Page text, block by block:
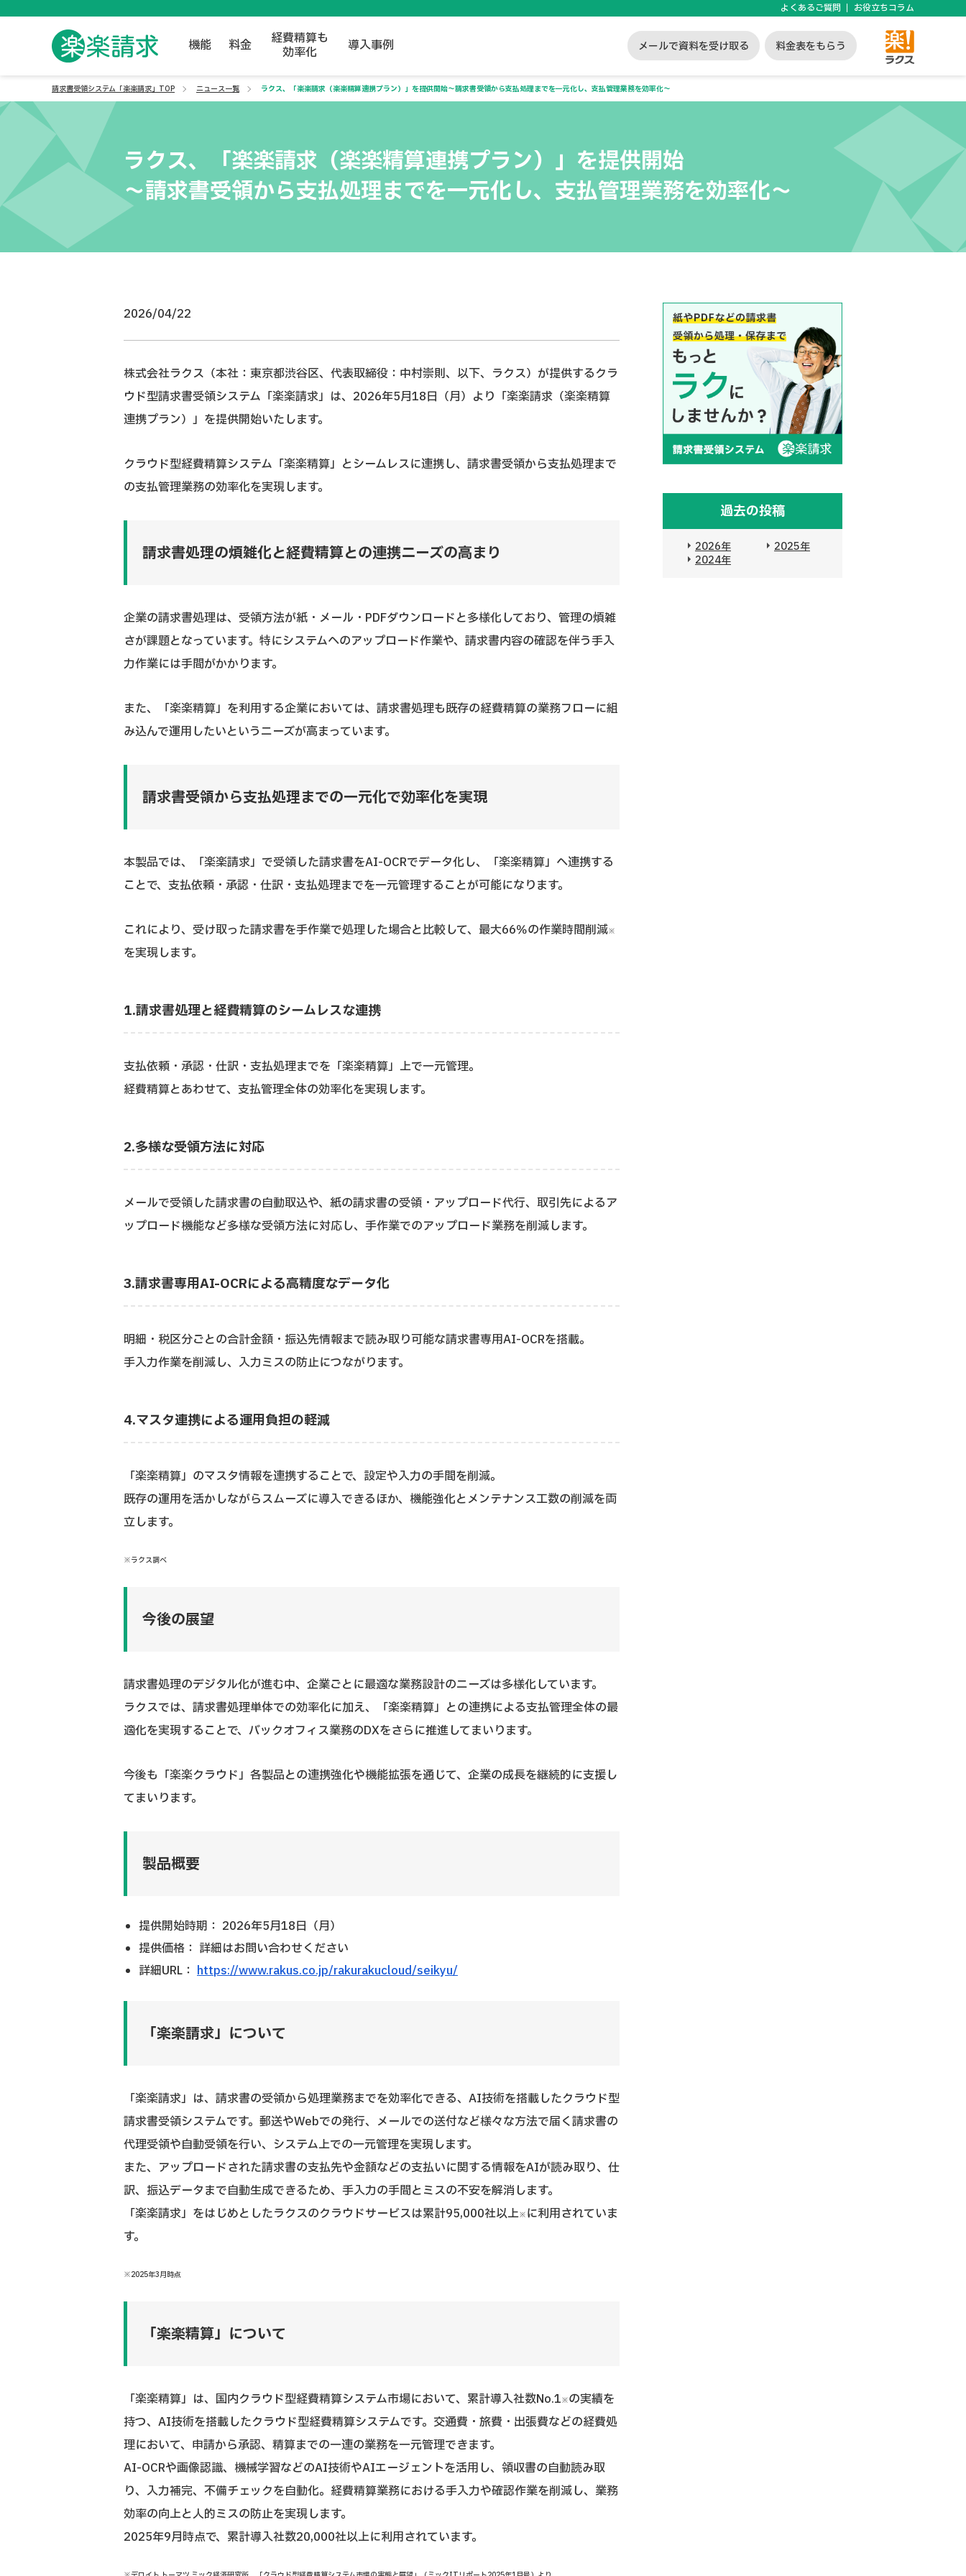
よくあるご質問 お役立ちコラム
機能 料金
経費精算も
効率化
導入事例 メールで資料を受け取る 料金表をもらう
請求書受領システム「楽楽請求」TOP ニュース一覧 ラクス、「楽楽請求（楽楽精算連携プラン）」を提供開始～請求書受領から支払処理までを一元化し、支払管理業務を効率化～
ラクス、「楽楽請求（楽楽精算連携プラン）」を提供開始
～請求書受領から支払処理までを一元化し、支払管理業務を効率化～
2026/04/22
株式会社ラクス（本社：東京都渋谷区、代表取締役：中村崇則、以下、ラクス）が提供するクラ
ウド型請求書受領システム「楽楽請求」は、2026年5月18日（月）より「楽楽請求（楽楽精算
連携プラン）」を提供開始いたします。
クラウド型経費精算システム「楽楽精算」とシームレスに連携し、請求書受領から支払処理まで
の支払管理業務の効率化を実現します。
請求書処理の煩雑化と経費精算との連携ニーズの高まり
企業の請求書処理は、受領方法が紙・メール・PDFダウンロードと多様化しており、管理の煩雑
さが課題となっています。特にシステムへのアップロード作業や、請求書内容の確認を伴う手入
力作業には手間がかかります。
また、「楽楽精算」を利用する企業においては、請求書処理も既存の経費精算の業務フローに組
み込んで運用したいというニーズが高まっています。
請求書受領から支払処理までの一元化で効率化を実現
本製品では、「楽楽請求」で受領した請求書をAI-OCRでデータ化し、「楽楽精算」へ連携する
ことで、支払依頼・承認・仕訳・支払処理までを一元管理することが可能になります。
これにより、受け取った請求書を手作業で処理した場合と比較して、最大66％の作業時間削減※
を実現します。
1.請求書処理と経費精算のシームレスな連携
支払依頼・承認・仕訳・支払処理までを「楽楽精算」上で一元管理。
経費精算とあわせて、支払管理全体の効率化を実現します。
2.多様な受領方法に対応
メールで受領した請求書の自動取込や、紙の請求書の受領・アップロード代行、取引先によるア
ップロード機能など多様な受領方法に対応し、手作業でのアップロード業務を削減します。
3.請求書専用AI-OCRによる高精度なデータ化
明細・税区分ごとの合計金額・振込先情報まで読み取り可能な請求書専用AI-OCRを搭載。
手入力作業を削減し、入力ミスの防止につながります。
4.マスタ連携による運用負担の軽減
「楽楽精算」のマスタ情報を連携することで、設定や入力の手間を削減。
既存の運用を活かしながらスムーズに導入できるほか、機能強化とメンテナンス工数の削減を両
立します。
※ラクス調べ
今後の展望
請求書処理のデジタル化が進む中、企業ごとに最適な業務設計のニーズは多様化しています。
ラクスでは、請求書処理単体での効率化に加え、「楽楽精算」との連携による支払管理全体の最
適化を実現することで、バックオフィス業務のDXをさらに推進してまいります。
今後も「楽楽クラウド」各製品との連携強化や機能拡張を通じて、企業の成長を継続的に支援し
てまいります。
製品概要
提供開始時期： 2026年5月18日（月）
提供価格： 詳細はお問い合わせください
詳細URL： https://www.rakus.co.jp/rakurakucloud/seikyu/
「楽楽請求」について
「楽楽請求」は、請求書の受領から処理業務までを効率化できる、AI技術を搭載したクラウド型
請求書受領システムです。郵送やWebでの発行、メールでの送付など様々な方法で届く請求書の
代理受領や自動受領を行い、システム上での一元管理を実現します。
また、アップロードされた請求書の支払先や金額などの支払いに関する情報をAIが読み取り、仕
訳、振込データまで自動生成できるため、手入力の手間とミスの不安を解消します。
「楽楽請求」をはじめとしたラクスのクラウドサービスは累計95,000社以上※ に利用されていま
す。
※2025年3月時点
「楽楽精算」について
「楽楽精算」は、国内クラウド型経費精算システム市場において、累計導入社数No.1※の実績を
持つ、AI技術を搭載したクラウド型経費精算システムです。交通費・旅費・出張費などの経費処
理において、申請から承認、精算までの一連の業務を一元管理できます。
AI-OCRや画像認識、機械学習などのAI技術やAIエージェントを活用し、領収書の自動読み取
り、入力補完、不備チェックを自動化。経費精算業務における手入力や確認作業を削減し、業務
効率の向上と人的ミスの防止を実現します。
2025年9月時点で、累計導入社数20,000社以上に利用されています。
過去の投稿
2026年
2025年
2024年